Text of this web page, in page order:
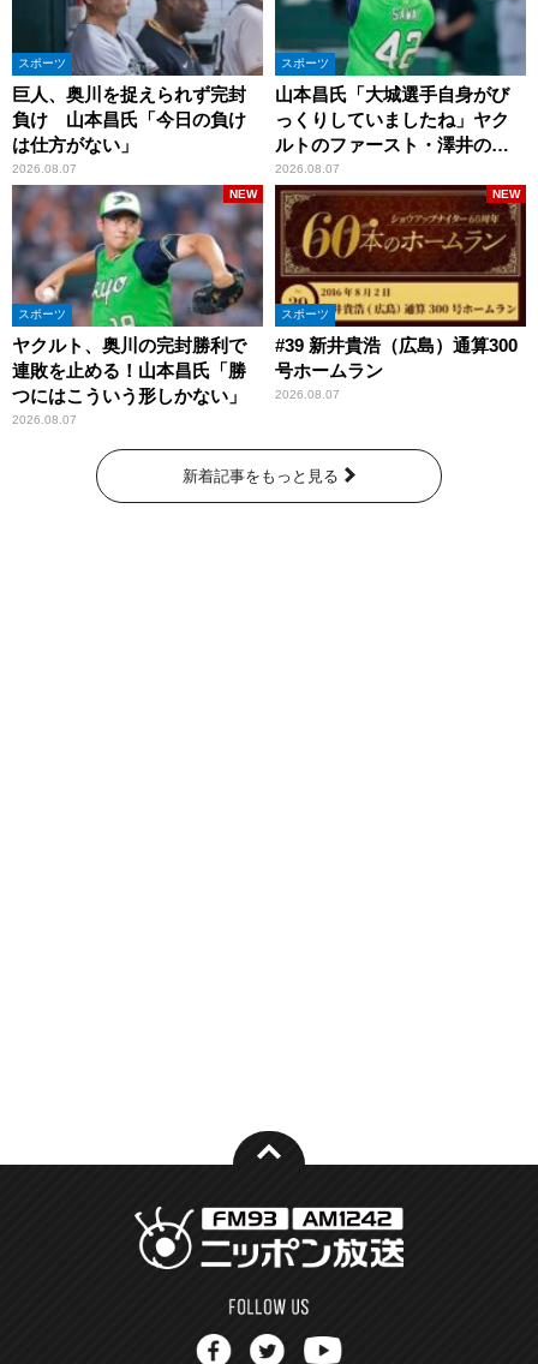
スポーツ
巨人、奥川を捉えられず完封
負け 山本昌氏「今日の負け
は仕方がない」
2026.08.07
スポーツ
山本昌氏「大城選手自身がび
っくりしていましたね」ヤク
ルトのファースト・澤井の判
断を評価
2026.08.07
スポーツ
ヤクルト、奥川の完封勝利で
連敗を止める！山本昌氏「勝
つにはこういう形しかない」
2026.08.07
NEW
スポーツ
#39 新井貴浩（広島）通算300
号ホームラン
2026.08.07
NEW
新着記事をもっと見る